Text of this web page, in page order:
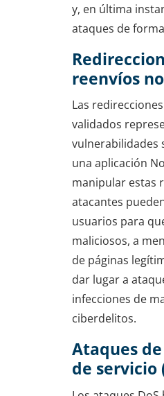
y, en última
ataques de
reenvíos
Las
validados
vulnerabilidades
una aplicación
manipular estas
atacantes
usuarios para
maliciosos, a
de páginas
dar lugar a
infecciones de
ciberdelitos.
Ataques
de servicio